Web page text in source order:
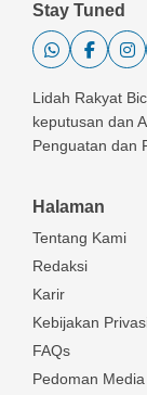
Stay Tuned
Lidah Rakyat
keputusan dan
Penguatan dan
Halaman
Tentang Kami
Redaksi
Karir
Kebijakan
FAQs
Pedoman